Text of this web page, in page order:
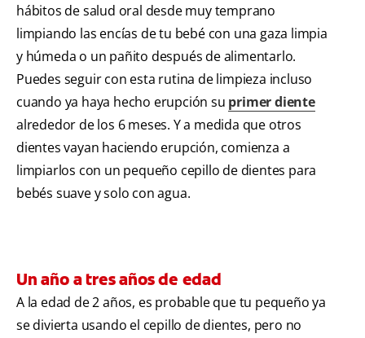
hábitos de salud oral desde muy temprano
limpiando las encías de tu bebé con una gaza limpia
y húmeda o un pañito después de alimentarlo.
Puedes seguir con esta rutina de limpieza incluso
cuando ya haya hecho erupción su primer diente
alrededor de los 6 meses. Y a medida que otros
dientes vayan haciendo erupción, comienza a
limpiarlos con un pequeño cepillo de dientes para
bebés suave y solo con agua.
Un año a tres años de edad
A la edad de 2 años, es probable que tu pequeño ya
se divierta usando el cepillo de dientes, pero no